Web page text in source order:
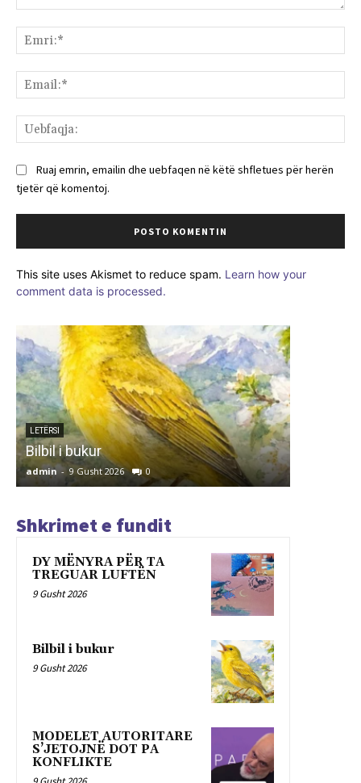
Ruaj emrin, emailin dhe uebfaqen në këtë shfletues për herën
tjetër që komentoj.
This site uses Akismet to reduce spam. Learn how your
comment data is processed.
LETËRSI
Bilbil i bukur
admin - 9 Gusht 2026 0
Shkrimet e fundit
DY MËNYRA PËR TA
TREGUAR LUFTËN
9 Gusht 2026
Bilbil i bukur
9 Gusht 2026
MODELET AUTORITARE
S’JETOJNË DOT PA
KONFLIKTE